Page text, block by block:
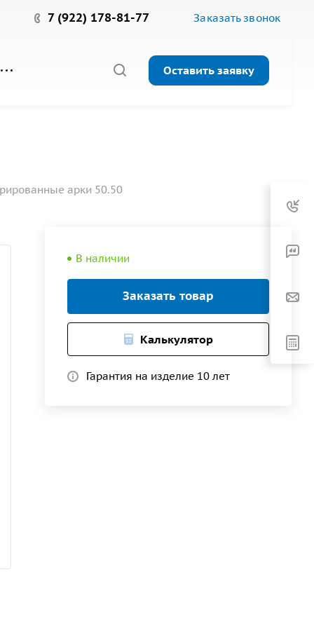
7 (922) 178-81-77 Заказать звонок
Оставить заявку
арки 50.50
В наличии
Заказать товар
Калькулятор
Гарантия на изделие 10 лет